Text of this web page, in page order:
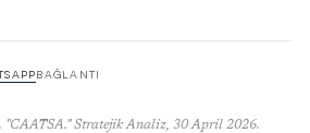
BAĞLANTI
Stratejik Analiz, 30 April 2026.